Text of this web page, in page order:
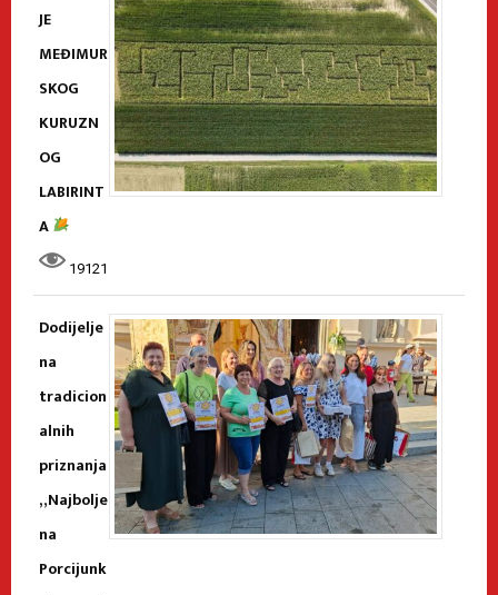
JE
MEĐIMUR
SKOG
KURUZN
OG
LABIRINT
A
19121
Dodijelje
na
tradicion
alnih
priznanja
„Najbolje
na
Porcijunk